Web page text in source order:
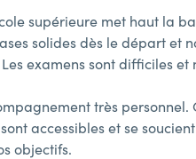
supérieure met haut la
solides dès le départ et
examens sont difficiles et
très personnel.
accessibles et se
objectifs.